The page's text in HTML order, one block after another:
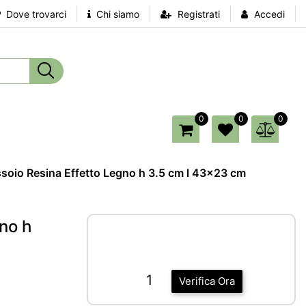
Dove trovarci Chi siamo Registrati Accedi
0 0 0
Resina Effetto Legno h 3.5 cm l 43x23 cm
h
Verifica Ora
1